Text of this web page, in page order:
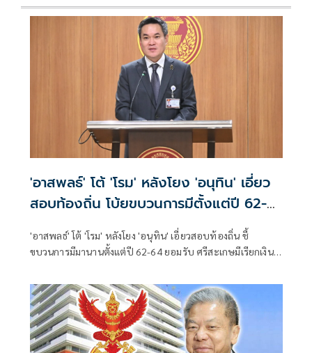
'อาสพลธ์' โต้ 'โรม' หลังโยง 'อนุทิน' เอี่ยว
สอบท้องถิ่น โบ้ยขบวนการมีตั้งแต่ปี 62-
'อาสพลธ์' โต้ 'โรม' หลังโยง 'อนุทิน' เอี่ยวสอบท้องถิ่น ชี้
ขบวนการมีมานานตั้งแต่ปี 62-64 ยอมรับ ศรีสะเกษมีเรียกเงิน
สาวให้ถึงผู้ได้รับผลประโยชน์แท้จริง เผย 'ภท.' เตรียมดันแก้
กฎหมายปิดช่องโหว่เอาผิดสอบทุจริตทุกหน่วยงาน